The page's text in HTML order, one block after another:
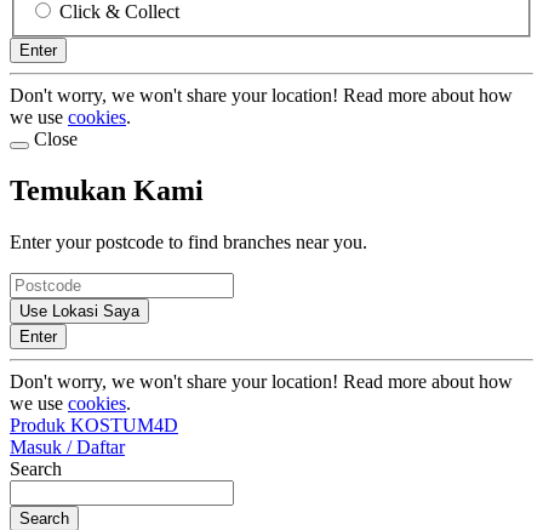
Click & Collect
Enter
Don't worry, we won't share your location! Read more about how
we use cookies.
Close
Temukan Kami
Enter your postcode to find branches near you.
Use Lokasi Saya
Enter
Don't worry, we won't share your location! Read more about how
we use cookies.
Produk KOSTUM4D
Masuk / Daftar
Search
Search